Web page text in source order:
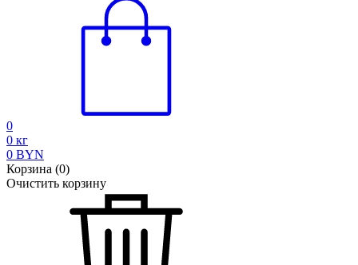
0
0 кг
0 BYN
Корзина (0)
Очистить корзину